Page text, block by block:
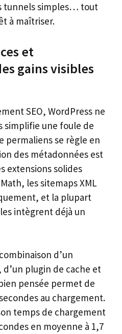
tunnels simples… tout
à maîtriser.
et
gains visibles
SEO, WordPress ne
simplifie une foule de
permaliens se règle en
des métadonnées est
extensions solides
les sitemaps XML
et la plupart
intègrent déjà un
d’un
plugin de cache et
pensée permet de
au chargement.
temps de chargement
en moyenne à 1,7